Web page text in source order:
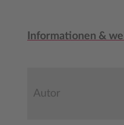
Informationen &
Autor